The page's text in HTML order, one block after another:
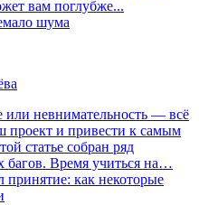
вам поглубже...
шума
или невнимательность — всё
проект и привести к самым
статье собран ряд
багов. Время учиться на…
принятие: как некоторые